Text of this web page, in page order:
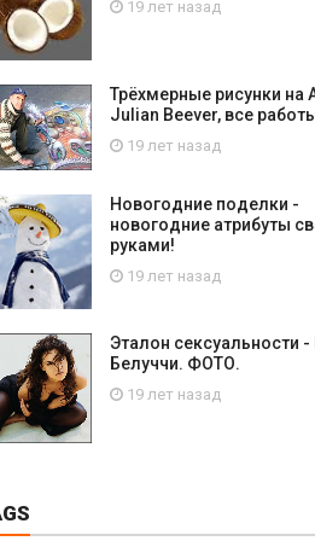
19 лет назад
Трёхмерные рисунки на
Julian Beever, все
19 лет назад
Новогодние поделки -
новогодние атрибуты
руками!
19 лет назад
Эталон сексуальности
Белуччи. ФОТО.
19 лет назад